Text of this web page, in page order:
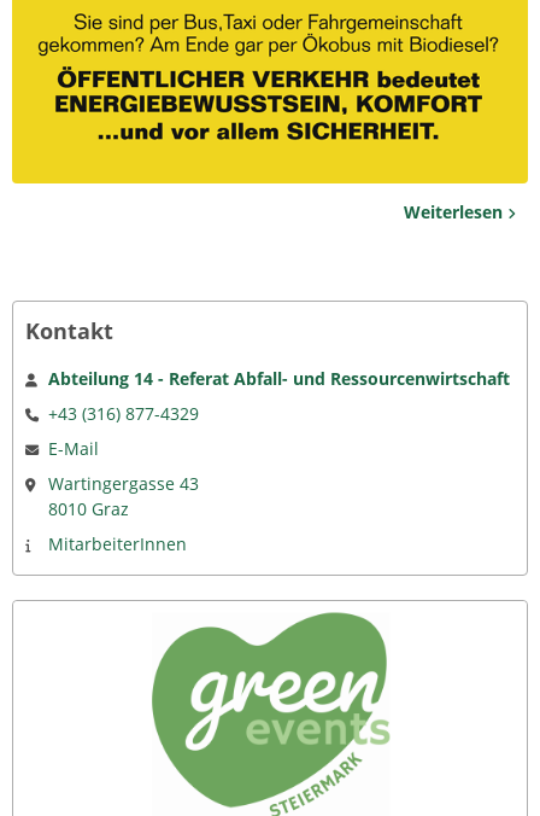
Weiterlesen
Kontakt
Abteilung 14 - Referat Abfall- und Ressourcenwirtschaft
+43 (316) 877-4329
E-Mail
Wartingergasse 43
8010 Graz
MitarbeiterInnen